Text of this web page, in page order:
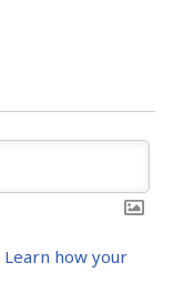
Learn how your